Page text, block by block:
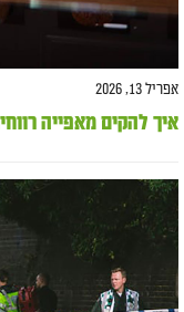
אפריל 13, 2026
איך להקים מאפייה